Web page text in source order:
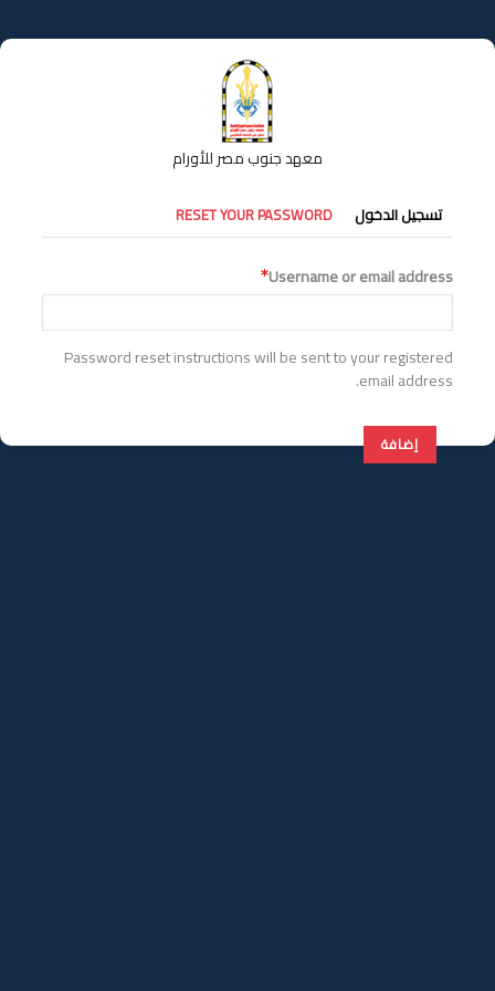
إلى
المحتوى
معهد جنوب مصر للأورام
التبويبات
الأساسية
تسجيل الدخول RESET YOUR PASSWORD
Username or email address
Password reset instructions will be sent to your registered
email address.